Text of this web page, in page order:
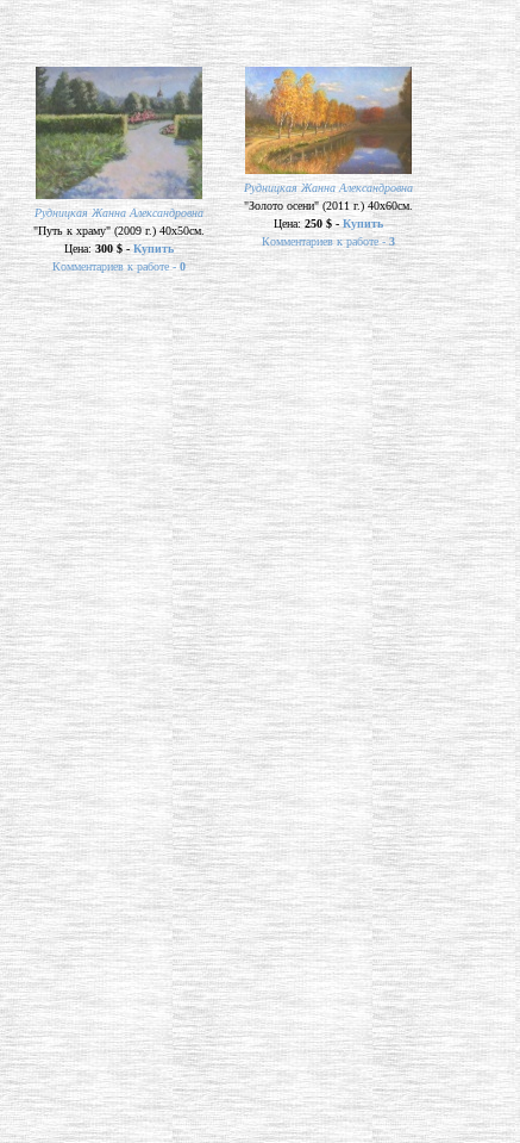
Рудницкая Жанна Александровна
"Путь к храму" (2009 г.) 40х50см.
Цена: 300 $ - Купить
Комментариев к работе -0
Рудницкая Жанна Александровна
"Золото осени" (2011 г.) 40х60см.
Цена:250 $ -Купить
Комментариев к работе -3